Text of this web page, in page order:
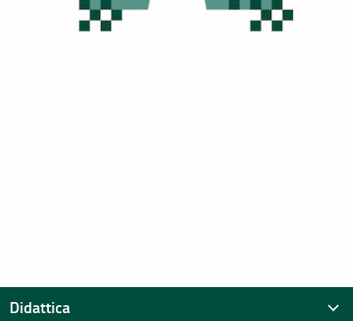
Didattica